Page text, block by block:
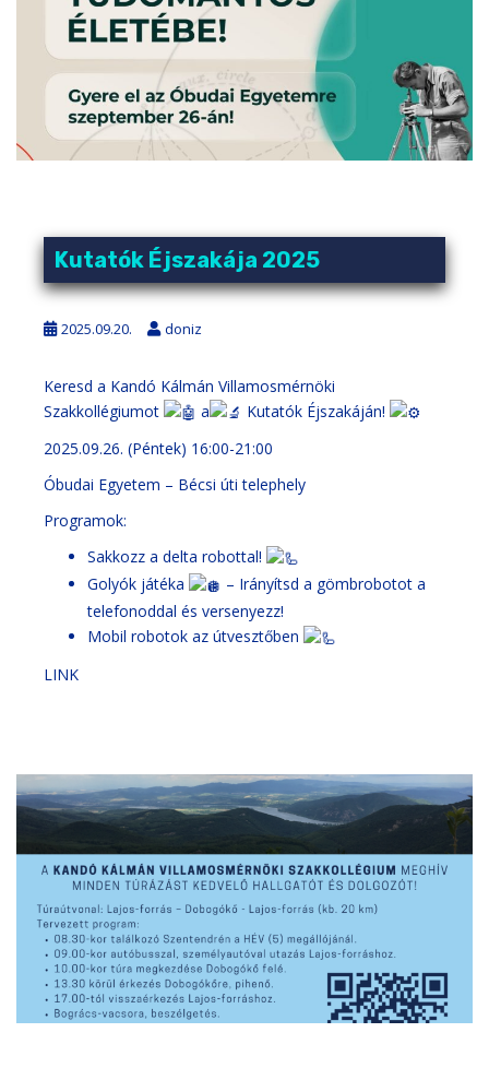
Kutatók Éjszakája 2025
2025.09.20. doniz
Keresd a Kandó Kálmán Villamosmérnöki
Szakkollégiumot
a
Kutatók Éjszakáján!
2025.09.26. (Péntek) 16:00-21:00
Óbudai Egyetem – Bécsi úti telephely
Programok:
Sakkozz a delta robottal!
Golyók játéka
– Irányítsd a gömbrobotot a
telefonoddal és versenyezz!
Mobil robotok az útvesztőben
LINK